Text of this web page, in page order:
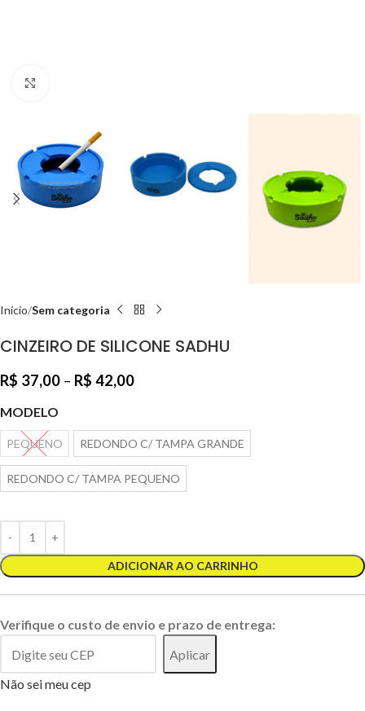
Início Sem categoria
CINZEIRO DE SILICONE SADHU
R$ 37,00 – R$ 42,00
MODELO
PEQUENO REDONDO C/ TAMPA GRANDE
REDONDO C/ TAMPA PEQUENO
ADICIONAR AO CARRINHO
Verifique o custo de envio e prazo de entrega:
Aplicar
Não sei meu cep